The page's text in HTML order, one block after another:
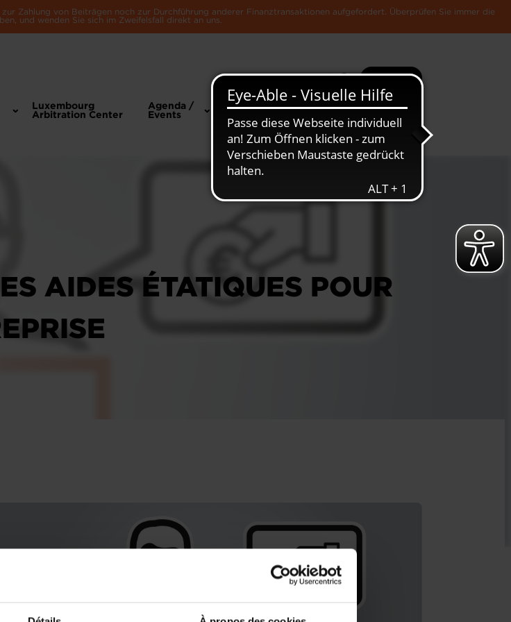
Zahlung von Beiträgen noch zur Durchführung anderer Finanztransaktionen aufgefordert. Überprüfen Sie immer die
und wenden Sie sich im Zweifelsfall direkt an uns.
Suche Mehr
Luxembourg
Arbitration Center
Agenda /
Events
News &
Die Luxemburger
AIDES ÉTATIQUES POUR